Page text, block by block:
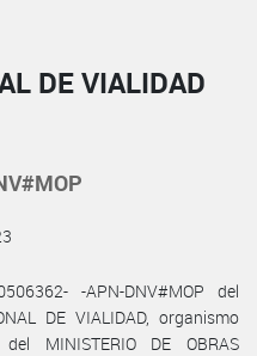
DE VIALIDAD
-APN-DNV#MOP del
DE VIALIDAD, organismo
MINISTERIO DE OBRAS